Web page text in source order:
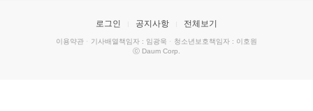
로그인 공지사항 전체보기
이용약관 · 기사배열책임자 : 임광욱 · 청소년보호책임자 : 이호원
ⓒ Daum Corp.